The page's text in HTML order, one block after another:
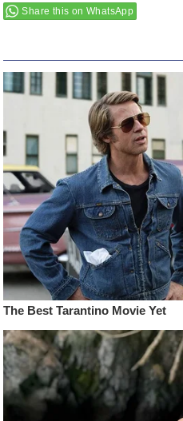
Share this on WhatsApp